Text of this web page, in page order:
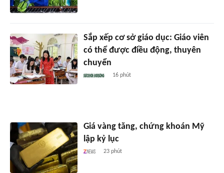
Sắp xếp cơ sở giáo dục: Giáo viên
có thể được điều động, thuyên
chuyển
16 phút
Giá vàng tăng, chứng khoán Mỹ
lập kỷ lục
23 phút